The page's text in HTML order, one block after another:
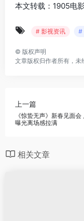
本文转载：1905电
# 影视资讯 #
© 版权声明
文章版权归作者所有，未
上一篇
《惊蛰无声》新春见面会
曝光离场感拉满
相关文章